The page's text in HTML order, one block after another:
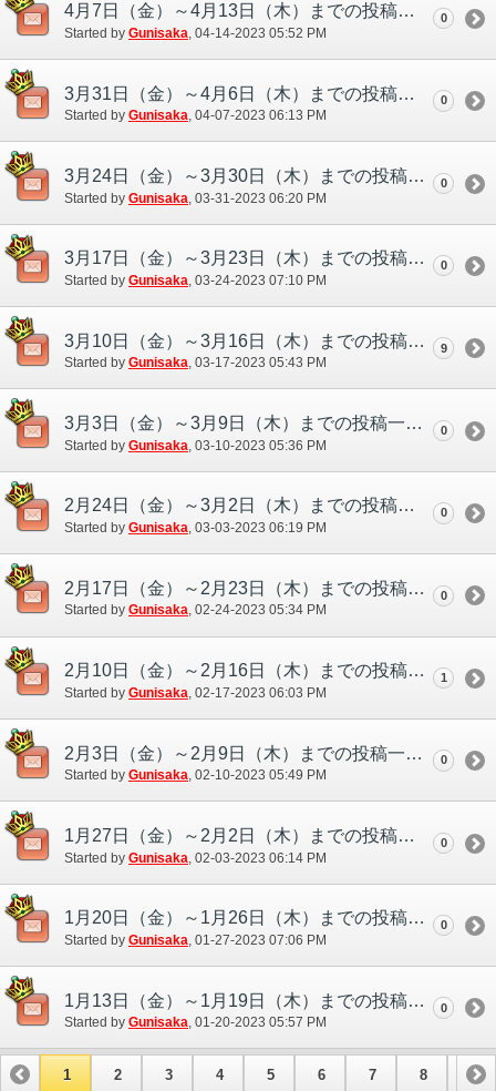
4月7日（金）～4月13日（木）までの投稿一覧
Started by Gunisaka ‎, 04-14-2023 05:52 PM
0
3月31日（金）～4月6日（木）までの投稿一覧
Started by Gunisaka‎, 04-07-2023 06:13 PM
0
3月24日（金）～3月30日（木）までの投稿一覧
Started by Gunisaka ‎, 03-31-2023 06:20 PM
0
3月17日（金）～3月23日（木）までの投稿一覧
Started by Gunisaka‎, 03-24-2023 07:10 PM
0
3月10日（金）～3月16日（木）までの投稿一覧
Started by Gunisaka‎, 03-17-2023 05:43 PM
9
3月3日（金）～3月9日（木）までの投稿一覧
Started by Gunisaka ‎, 03-10-2023 05:36 PM
0
2月24日（金）～3月2日（木）までの投稿一覧
Started by Gunisaka‎, 03-03-2023 06:19 PM
0
2月17日（金）～2月23日（木）までの投稿一覧
Started by Gunisaka‎, 02-24-2023 05:34 PM
0
2月10日（金）～2月16日（木）までの投稿一覧
Started by Gunisaka ‎, 02-17-2023 06:03 PM
1
2月3日（金）～2月9日（木）までの投稿一覧
Started by Gunisaka‎, 02-10-2023 05:49 PM
0
1月27日（金）～2月2日（木）までの投稿一覧
Started by Gunisaka ‎, 02-03-2023 06:14 PM
0
1月20日（金）～1月26日（木）までの投稿一覧
Started by Gunisaka‎, 01-27-2023 07:06 PM
0
1月13日（金）～1月19日（木）までの投稿一覧
Started by Gunisaka‎, 01-20-2023 05:57 PM
0
1 2 3 4 5 6 7 8 9